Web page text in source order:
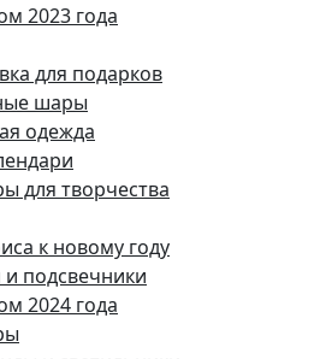
2023 года
для подарков
шары
одежда
для творчества
к новому году
подсвечники
2024 года